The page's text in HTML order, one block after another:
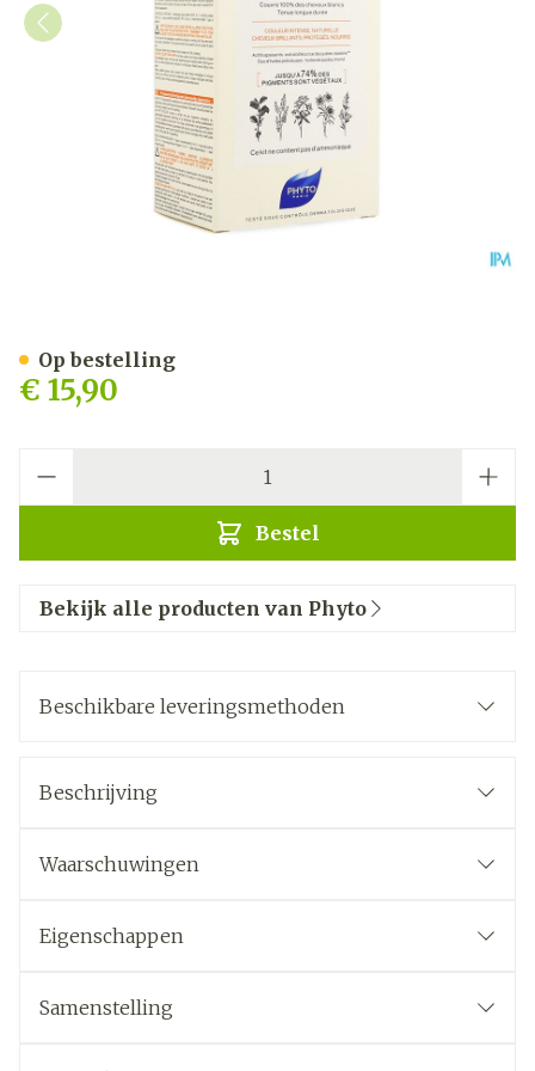
€ 15,90
Bestel
Op bestelling
Bekijk alle producten van Phyto
Beschikbare leveringsmethoden
Beschrijving
Waarschuwingen
Eigenschappen
Samenstelling